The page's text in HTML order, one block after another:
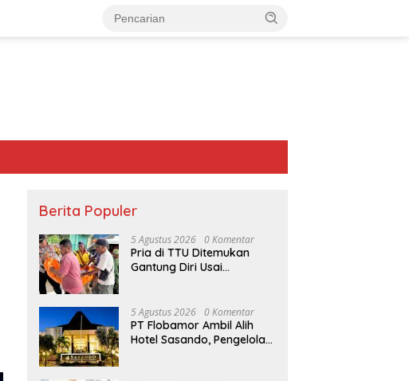
Berita Populer
5 Agustus 2026 0 Komentar
Pria di TTU Ditemukan
Gantung Diri Usai
5 Agustus 2026 0 Komentar
PT Flobamor Ambil Alih
Hotel Sasando, Pengelola